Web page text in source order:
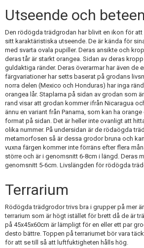
Utseende och
Den rödögda trädgrodan har blivit en ikon för
sitt karaktäristiska utseende. De är kända för
med svarta ovala pupiller. Deras ansikte och
deras tår är starkt orangea. Sidan av deras kropp
guldaktiga ränder. Deras överarmar har även de
färgvariationer har setts baserat på grodans
norra delen (Mexico och Honduras) har inga
orangea lår. Staplarna på sidan av grodan som
rand visar att grodan kommer ifrån Nicaragua
ännu en variant från Panama, som kan ha orange
format på sidan. Det är heller inte ovanligt att
olika nummer. På undersidan är de rödaögda
metamorfosen så är dessa grodor bruna och
vuxna färgen kommer inte förräns efter flera
större och är i genomsnitt 6-8cm i längd. Deras
genomsnitt 5-6cm. Livslängden för rödögda
Terrarium
Rödögda trädgrodor trivs bra i grupper på mer
terrarium som är högt istället för brett då de är
på 45x45x60cm är lämpligt för en eller ett par
desto bättre. Toppen på terrariumet bör vara
för att se till så att luftfuktigheten hålls hög.